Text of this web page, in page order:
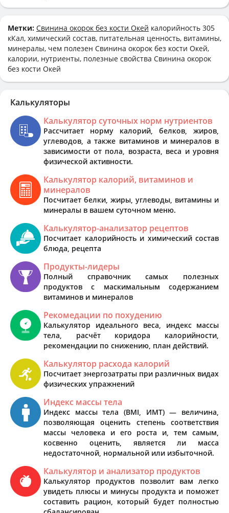
Метки: Свинина окорок без кости Окей калорийность 305
кКал, химический состав, питательная ценность, витамины,
минералы, чем полезен Свинина окорок без кости Окей,
калории, нутриенты, полезные свойства Свинина окорок
без кости Окей
Калькуляторы
Калькулятор суточных норм нутриентов
Рассчитает норму калорий, белков, жиров,
углеводов, а также витаминов и минералов в
зависимости от пола, возраста, веса и уровня
физической активности.
Калькулятор калорий, витаминов и
минералов
Посчитает белки, жиры, углеводы, витамины и
минералы в вашем суточном меню.
Калькулятор-анализатор рецептов
Посчитает калорийность и химический состав
блюда, рецепта
Продукты-лидеры
Полный справочник самых полезных
продуктов с маскимальным содержанием
витаминов и минералов
Рекомедации по похудению
Калькулятор идеального веса, индекс массы
тела, расчёт коридора калорийности,
рекомендации по снижению, план действий.
Калькулятор расхода калорий
Посчитает энергозатраты при различных видах
физических упражнений
Индекс массы тела
Индекс массы тела (BMI, ИМТ) — величина,
позволяющая оценить степень соответствия
массы человека и его роста и, тем самым,
косвенно оценить, является ли масса
недостаточной, нормальной или избыточной.
Калькулятор и анализатор продуктов
Калькулятор продуктов позволит вам легко
увидеть плюсы и минусы продукта и поможет
составить рацион, который будет полностью